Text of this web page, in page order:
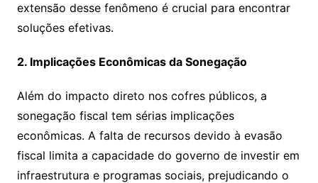
extensão desse fenômeno é crucial para encontrar
soluções efetivas.
2. Implicações Econômicas da Sonegação
Além do impacto direto nos cofres públicos, a
sonegação fiscal tem sérias implicações
econômicas. A falta de recursos devido à evasão
fiscal limita a capacidade do governo de investir em
infraestrutura e programas sociais, prejudicando o